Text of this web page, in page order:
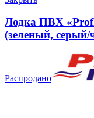
Лодка ПВХ
(зеленый,
Распродано